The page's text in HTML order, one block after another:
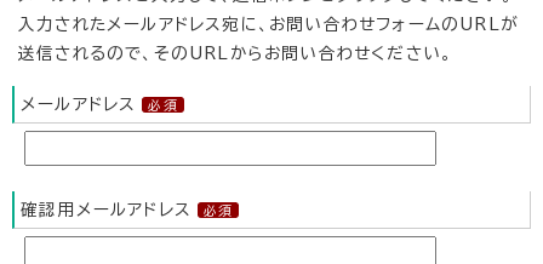
入力されたメールアドレス宛に、お問い合わせフォームのURLが
送信されるので、そのURLからお問い合わせください。
メールアドレス
確認用メールアドレス